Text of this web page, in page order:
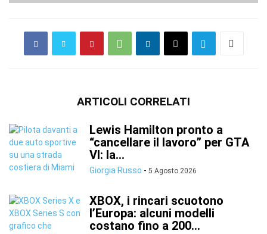
ARTICOLI CORRELATI
Lewis Hamilton pronto a
“cancellare il lavoro” per GTA
VI: la...
Giorgia Russo - 5 Agosto 2026
XBOX, i rincari scuotono
l’Europa: alcuni modelli
costano fino a 200...